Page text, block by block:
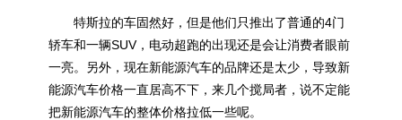
特斯拉的车固然好，但是他们只推出了普通的4门
轿车和一辆SUV，电动超跑的出现还是会让消费者眼前
一亮。另外，现在新能源汽车的品牌还是太少，导致新
能源汽车价格一直居高不下，来几个搅局者，说不定能
把新能源汽车的整体价格拉低一些呢。